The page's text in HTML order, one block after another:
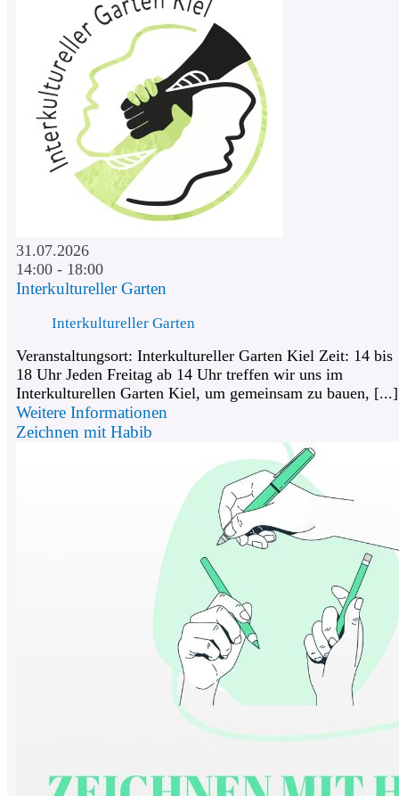
31.07.2026
14:00 - 18:00
Interkultureller Garten
Interkultureller Garten
Veranstaltungsort: Interkultureller Garten Kiel Zeit: 14 bis
18 Uhr Jeden Freitag ab 14 Uhr treffen wir uns im
Interkulturellen Garten Kiel, um gemeinsam zu bauen, [...]
Weitere Informationen
Zeichnen mit Habib